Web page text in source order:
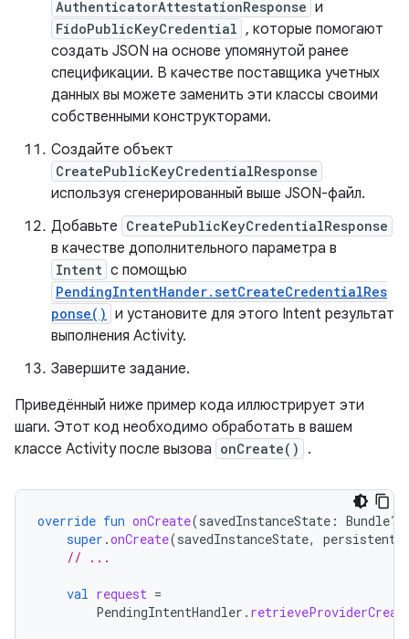
AuthenticatorAttestationResponse и
FidoPublicKeyCredential , которые помогают
создать JSON на основе упомянутой ранее
спецификации. В качестве поставщика учетных
данных вы можете заменить эти классы своими
собственными конструкторами.
Создайте объект
CreatePublicKeyCredentialResponse
используя сгенерированный выше JSON-файл.
Добавьте CreatePublicKeyCredentialResponse
в качестве дополнительного параметра в
Intent с помощью
PendingIntentHander.setCreateCredentialRes
ponse() и установите для этого Intent результат
выполнения Activity.
Завершите задание.
Приведённый ниже пример кода иллюстрирует эти
шаги. Этот код необходимо обработать в вашем
классе Activity после вызова onCreate() .
override fun onCreate(savedInstanceState : Bundle?,
super .onCreate(savedInstanceState,
// ...
val request =
PendingIntentHandler .